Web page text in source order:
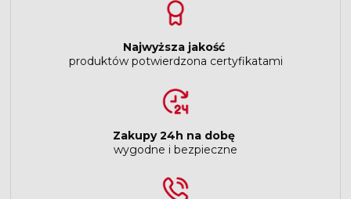
Najwyższa jakość
produktów potwierdzona certyfikatami
Zakupy 24h na dobę
wygodne i bezpieczne